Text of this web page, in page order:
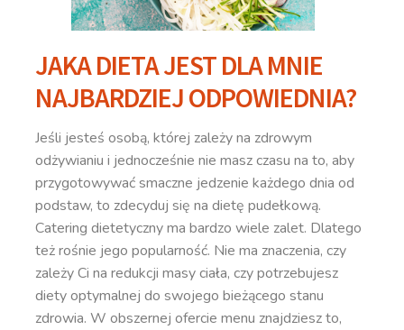
JAKA DIETA JEST DLA MNIE
NAJBARDZIEJ ODPOWIEDNIA?
Jeśli jesteś osobą, której zależy na zdrowym
odżywianiu i jednocześnie nie masz czasu na to, aby
przygotowywać smaczne jedzenie każdego dnia od
podstaw, to zdecyduj się na dietę pudełkową.
Catering dietetyczny ma bardzo wiele zalet. Dlatego
też rośnie jego popularność. Nie ma znaczenia, czy
zależy Ci na redukcji masy ciała, czy potrzebujesz
diety optymalnej do swojego bieżącego stanu
zdrowia. W obszernej ofercie menu znajdziesz to,